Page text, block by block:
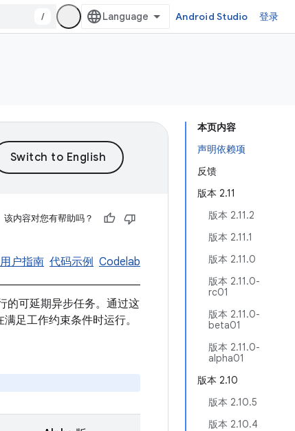
/ Android Studio 登录
本页内容
声明依赖项
反馈
版本 2.11
版本 2.11.2
版本 2.11.1
版本 2.11.0
版本 2.11.0-
rc01
版本 2.11.0-
beta01
版本 2.11.0-
alpha01
版本 2.10
版本 2.10.5
版本 2.10.4
该内容对您有帮助吗？
用户指南 代码示例 Codelab
的可延期异步任务。通过这
足工作约束条件时运行。